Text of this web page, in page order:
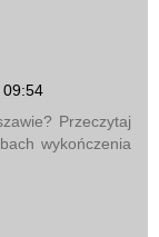
09:54
Przeczytaj
wykończenia